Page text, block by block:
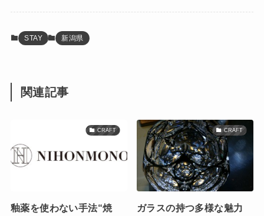
STAY 新潟県
関連記事
CRAFT
釉薬を使わない手法“焼
CRAFT
ガラスの持つ多様な魅力